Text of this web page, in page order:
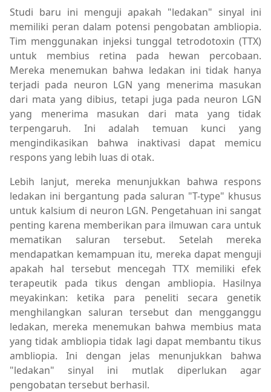
Studi baru ini menguji apakah "ledakan" sinyal ini
memiliki peran dalam potensi pengobatan ambliopia.
Tim menggunakan injeksi tunggal tetrodotoxin (TTX)
untuk membius retina pada hewan percobaan.
Mereka menemukan bahwa ledakan ini tidak hanya
terjadi pada neuron LGN yang menerima masukan
dari mata yang dibius, tetapi juga pada neuron LGN
yang menerima masukan dari mata yang tidak
terpengaruh. Ini adalah temuan kunci yang
mengindikasikan bahwa inaktivasi dapat memicu
respons yang lebih luas di otak.
Lebih lanjut, mereka menunjukkan bahwa respons
ledakan ini bergantung pada saluran "T-type" khusus
untuk kalsium di neuron LGN. Pengetahuan ini sangat
penting karena memberikan para ilmuwan cara untuk
mematikan saluran tersebut. Setelah mereka
mendapatkan kemampuan itu, mereka dapat menguji
apakah hal tersebut mencegah TTX memiliki efek
terapeutik pada tikus dengan ambliopia. Hasilnya
meyakinkan: ketika para peneliti secara genetik
menghilangkan saluran tersebut dan mengganggu
ledakan, mereka menemukan bahwa membius mata
yang tidak ambliopia tidak lagi dapat membantu tikus
ambliopia. Ini dengan jelas menunjukkan bahwa
"ledakan" sinyal ini mutlak diperlukan agar
pengobatan tersebut berhasil.